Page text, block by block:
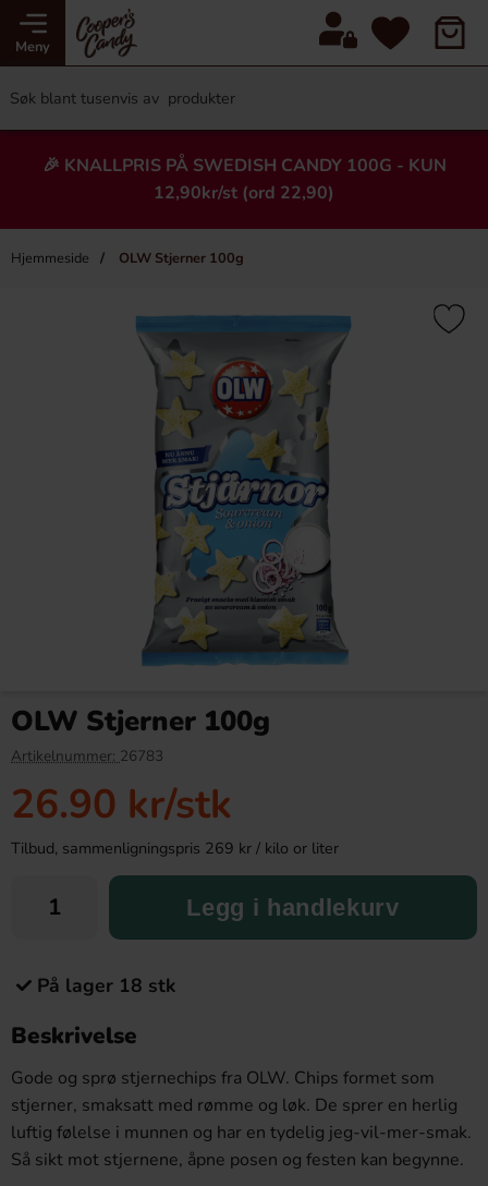
Meny
🎉 KNALLPRIS PÅ SWEDISH CANDY 100G - KUN
12,90kr/st (ord 22,90)
Hjemmeside OLW Stjerner 100g
Heading
×
Salted Pretzels 175g
42.90 kr
Köp
OLW Stjerner 100g
Artikelnummer: 26783
26.90 kr/stk
Tilbud, sammenligningspris 269 kr / kilo or liter
Legg i handlekurv
På lager 18 stk
Beskrivelse
Gode ​​og sprø stjernechips fra OLW. Chips formet som
stjerner, smaksatt med rømme og løk. De sprer en herlig
luftig følelse i munnen og har en tydelig jeg-vil-mer-smak.
Så sikt mot stjernene, åpne posen og festen kan begynne.